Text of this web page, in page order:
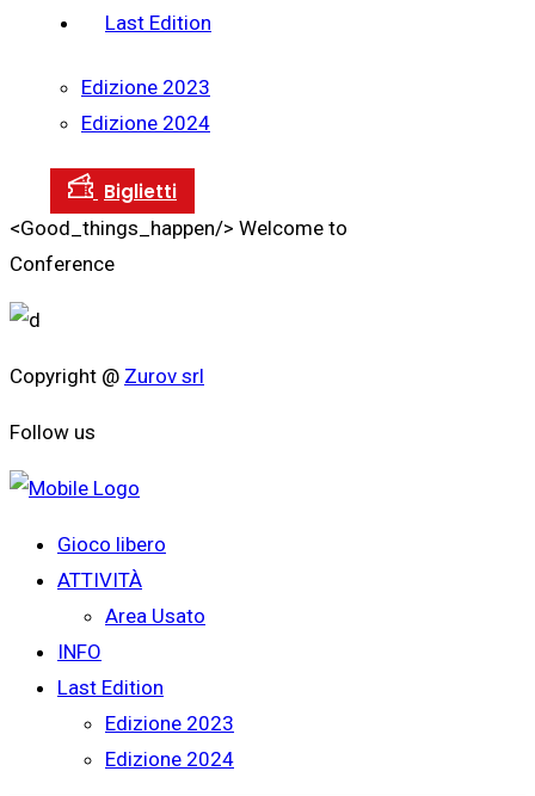
Last Edition
Edizione 2023
Edizione 2024
<Good_things_happen/> Welcome to
Conference
Copyright @ Zurov srl
Follow us
Gioco libero
ATTIVITÀ
Area Usato
INFO
Last Edition
Edizione 2023
Edizione 2024